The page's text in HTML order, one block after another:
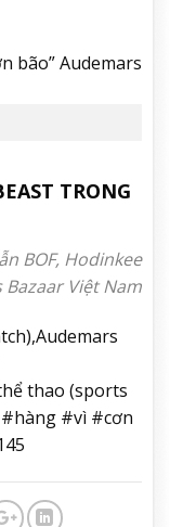
TRONG
BOF, Hodinkee
Bazaar Việt Nam
thao (sports
#vì #cơn